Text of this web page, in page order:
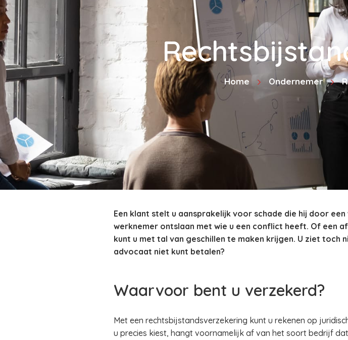
Home Ondernemer
Een klant stelt u aansprakelijk voor schade die hij door
werknemer ontslaan met wie u een conflict heeft. Of een
kunt u met tal van geschillen te maken krijgen. U ziet toch
advocaat niet kunt betalen?
Waarvoor bent u verzekerd?
Met een rechtsbijstandsverzekering kunt u rekenen op
u precies kiest, hangt voornamelijk af van het soort bedrijf